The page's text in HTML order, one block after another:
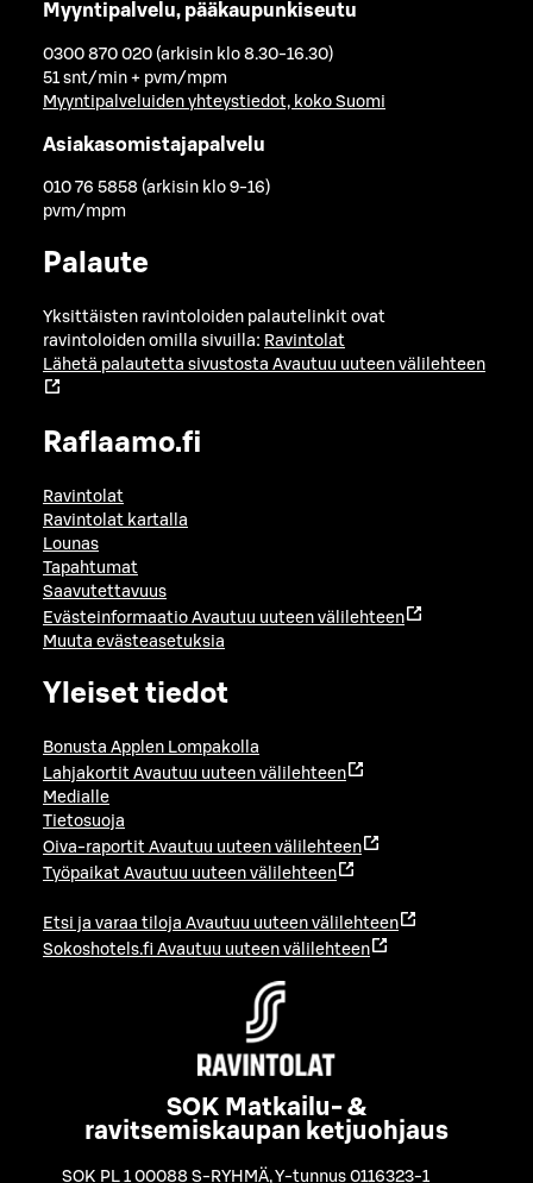
Myyntipalvelu, pääkaupunkiseutu
0300 870 020 (arkisin klo 8.30-16.30)
51 snt/min + pvm/mpm
Myyntipalveluiden yhteystiedot, koko Suomi
Asiakasomistajapalvelu
010 76 5858 (arkisin klo 9-16)
pvm/mpm
Palaute
Yksittäisten ravintoloiden palautelinkit ovat
ravintoloiden omilla sivuilla: Ravintolat
Lähetä palautetta sivustosta Avautuu uuteen välilehteen
Raflaamo.fi
Ravintolat
Ravintolat kartalla
Lounas
Tapahtumat
Saavutettavuus
Evästeinformaatio Avautuu uuteen välilehteen
Muuta evästeasetuksia
Yleiset tiedot
Bonusta Applen Lompakolla
Lahjakortit Avautuu uuteen välilehteen
Medialle
Tietosuoja
Oiva-raportit Avautuu uuteen välilehteen
Työpaikat Avautuu uuteen välilehteen
Etsi ja varaa tiloja Avautuu uuteen välilehteen
Sokoshotels.fi Avautuu uuteen välilehteen
SOK Matkailu- &
ravitsemiskaupan ketjuohjaus
SOK PL 1 00088 S-RYHMÄ,Y-tunnus 0116323-1